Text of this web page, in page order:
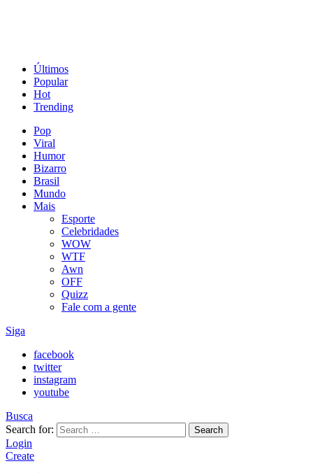
Últimos
Popular
Hot
Trending
Pop
Viral
Humor
Bizarro
Brasil
Mundo
Mais
Esporte
Celebridades
WOW
WTF
Awn
OFF
Quizz
Fale com a gente
Siga
facebook
twitter
instagram
youtube
Busca
Search for:
Search
Login
Create